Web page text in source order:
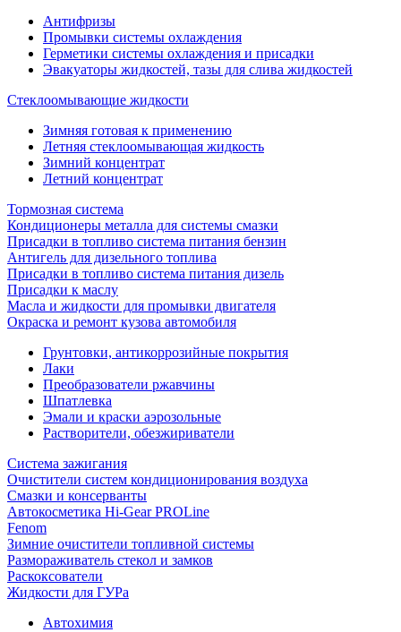
Антифризы
Промывки системы охлаждения
Герметики системы охлаждения и присадки
Эвакуаторы жидкостей, тазы для слива жидкостей
Стеклоомывающие жидкости
Зимняя готовая к применению
Летняя стеклоомывающая жидкость
Зимний концентрат
Летний концентрат
Тормозная система
Кондиционеры металла для системы смазки
Присадки в топливо система питания бензин
Антигель для дизельного топлива
Присадки в топливо система питания дизель
Присадки к маслу
Масла и жидкости для промывки двигателя
Окраска и ремонт кузова автомобиля
Грунтовки, антикоррозийные покрытия
Лаки
Преобразователи ржавчины
Шпатлевка
Эмали и краски аэрозольные
Растворители, обезжириватели
Система зажигания
Очистители систем кондиционирования воздуха
Смазки и консерванты
Автокосметика Hi-Gear PROLine
Fenom
Зимние очистители топливной системы
Размораживатель стекол и замков
Раскоксователи
Жидкости для ГУРа
Автохимия